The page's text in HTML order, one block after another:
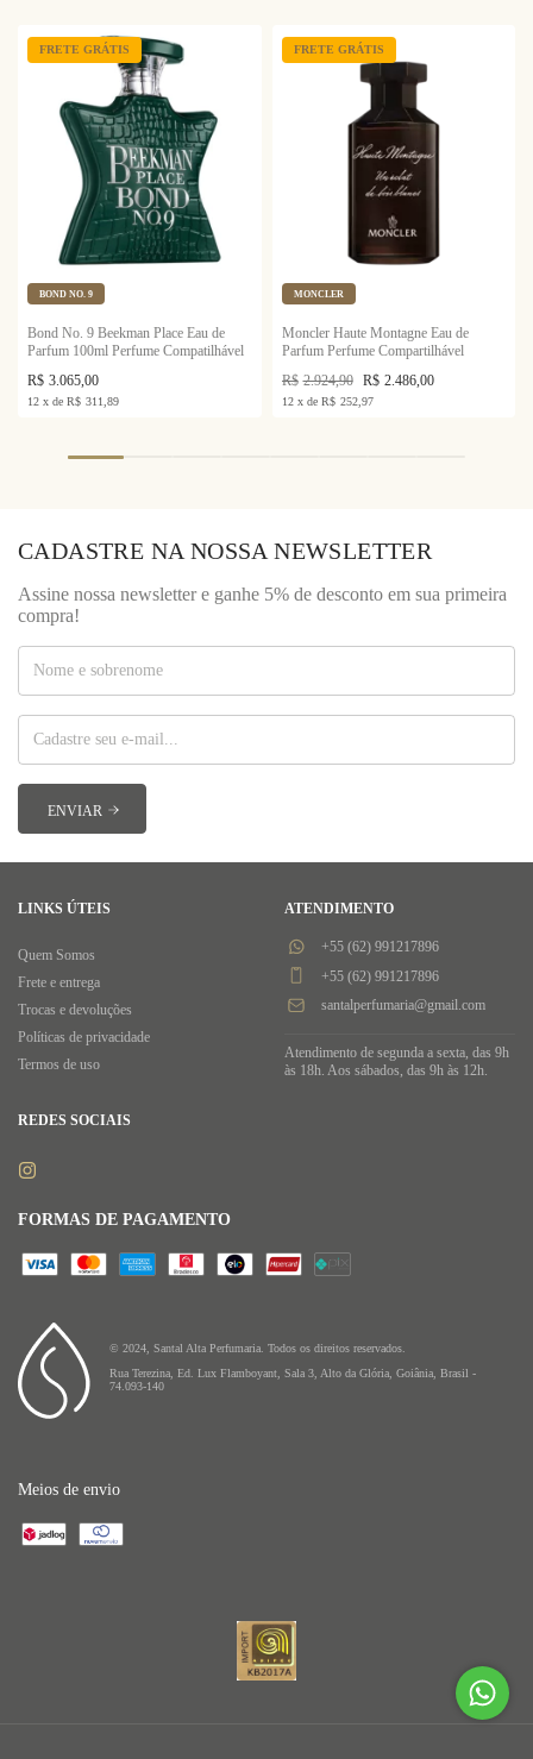
FRETE GRÁTIS
BOND NO. 9
Bond No. 9 Beekman Place Eau de
Parfum 100ml Perfume Compatilhável
R$ 3.065,00
12 x de R$ 311,89
FRETE GRÁTIS
MONCLER
Moncler Haute Montagne Eau de
Parfum Perfume Compartilhável
R$ 2.486,00
R$ 2.924,90
12 x de R$ 252,97
CADASTRE NA NOSSA NEWSLETTER
Assine nossa newsletter e ganhe 5% de desconto em sua primeira
compra!
© 2024, Santal Alta Perfumaria. Todos os direitos reservados.
Rua Terezina, Ed. Lux Flamboyant, Sala 3, Alto da Glória, Goiânia, Brasil -
74.093-140
LINKS ÚTEIS
Quem Somos
Frete e entrega
Trocas e devoluções
Políticas de privacidade
Termos de uso
ATENDIMENTO
+55 (62) 991217896
+55 (62) 991217896
santalperfumaria@gmail.com
Atendimento de segunda a sexta, das 9h
às 18h. Aos sábados, das 9h às 12h.
REDES SOCIAIS
FORMAS DE PAGAMENTO
Meios de envio